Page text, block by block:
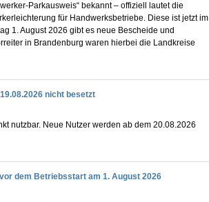
Parkausweis“ bekannt – offiziell lautet die
für Handwerksbetriebe. Diese ist jetzt im
1. August 2026 gibt es neue Bescheide und
in Brandenburg waren hierbei die Landkreise
nicht besetzt
nutzbar. Neue Nutzer werden ab dem 20.08.2026
dem Betriebsstart am 1. August 2026